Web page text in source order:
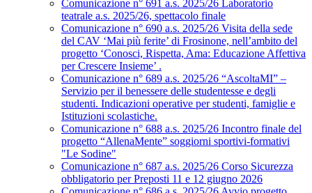
Comunicazione n° 691 a.s. 2025/26 Laboratorio
teatrale a.s. 2025/26, spettacolo finale
Comunicazione n° 690 a.s. 2025/26 Visita della sede
del CAV ‘Mai più ferite’ di Frosinone, nell’ambito del
progetto ‘Conosci, Rispetta, Ama: Educazione Affettiva
per Crescere Insieme’ .
Comunicazione n° 689 a.s. 2025/26 “AscoltaMI” –
Servizio per il benessere delle studentesse e degli
studenti. Indicazioni operative per studenti, famiglie e
Istituzioni scolastiche.
Comunicazione n° 688 a.s. 2025/26 Incontro finale del
progetto “AllenaMente” soggiorni sportivi‑formativi
"Le Sodine"
Comunicazione n° 687 a.s. 2025/26 Corso Sicurezza
obbligatorio per Preposti 11 e 12 giugno 2026